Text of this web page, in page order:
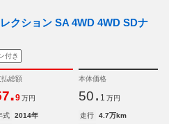
クション SA 4WD 4WD SDナ
付き
払総額
.9 万円
本体価格
50. 1 万円
式 2014年 走行
4.7万km